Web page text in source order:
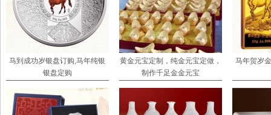
马到成功岁银盘订购,马年纯银
银盘定购
黄金元宝定制，纯金元宝定做，
制作千足金金元宝
马年贺岁